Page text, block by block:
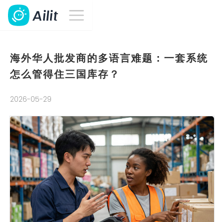
海外华人批发商的多语言难题：一套系统
怎么管得住三国库存？
2026-05-29